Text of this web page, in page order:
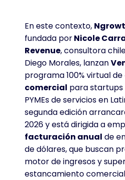
En este contexto,
fundada porNicole
Revenue, consultora
Diego Morales, lanzan
programa 100% virtual de
comercial para
PYMEs de servicios en
segunda edición
2026 y está dirigida a
facturación anual de
de dólares, que buscan
motor de ingresos y
estancamiento